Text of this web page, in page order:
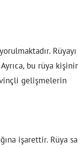
bu rüya
gelişmelerin
işarettir. Rüya